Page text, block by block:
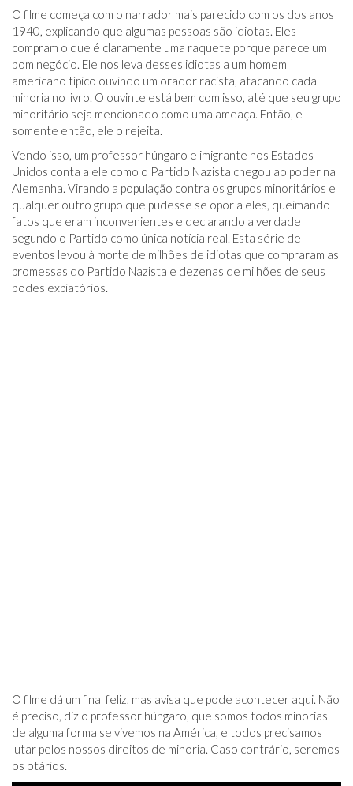
O filme começa com o narrador mais parecido com os dos anos
1940, explicando que algumas pessoas são idiotas. Eles
compram o que é claramente uma raquete porque parece um
bom negócio. Ele nos leva desses idiotas a um homem
americano típico ouvindo um orador racista, atacando cada
minoria no livro. O ouvinte está bem com isso, até que seu grupo
minoritário seja mencionado como uma ameaça. Então, e
somente então, ele o rejeita.
Vendo isso, um professor húngaro e imigrante nos Estados
Unidos conta a ele como o Partido Nazista chegou ao poder na
Alemanha. Virando a população contra os grupos minoritários e
qualquer outro grupo que pudesse se opor a eles, queimando
fatos que eram inconvenientes e declarando a verdade
segundo o Partido como única notícia real. Esta série de
eventos levou à morte de milhões de idiotas que compraram as
promessas do Partido Nazista e dezenas de milhões de seus
bodes expiatórios.
O filme dá um final feliz, mas avisa que pode acontecer aqui. Não
é preciso, diz o professor húngaro, que somos todos minorias
de alguma forma se vivemos na América, e todos precisamos
lutar pelos nossos direitos de minoria. Caso contrário, seremos
os otários.